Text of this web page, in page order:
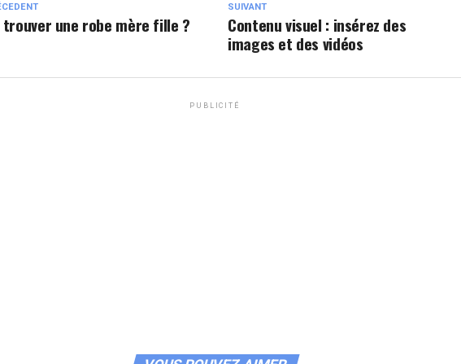
SUIVANT
Contenu visuel : insérez des
images et des vidéos
trouver une robe mère fille ?
PUBLICITÉ